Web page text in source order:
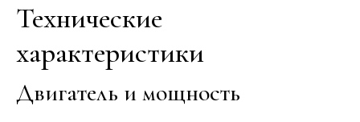
Технические
характеристики
Двигатель и мощность